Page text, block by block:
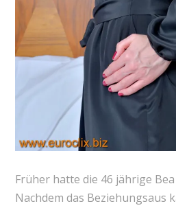
Früher hatte die 46 jährige
Nachdem das Beziehungsaus